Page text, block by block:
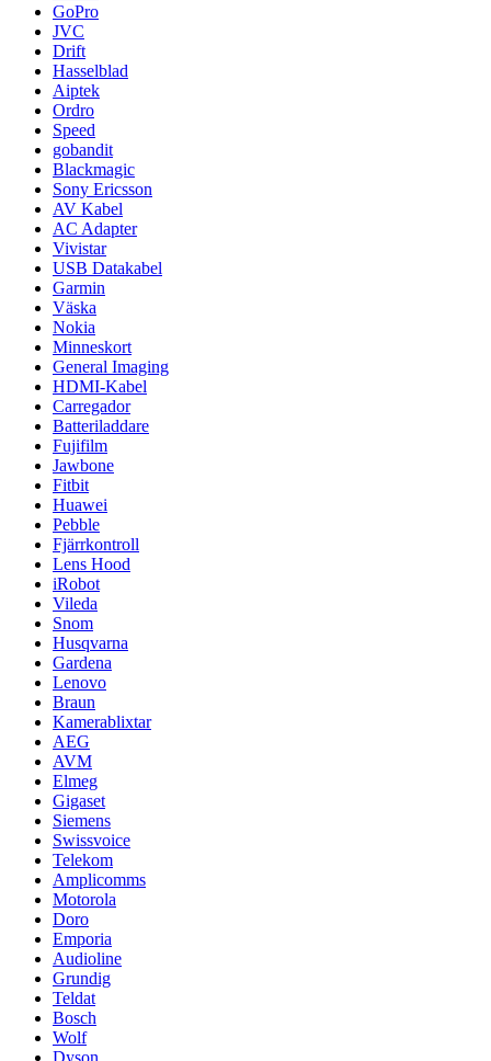
GoPro
JVC
Drift
Hasselblad
Aiptek
Ordro
Speed
gobandit
Blackmagic
Sony Ericsson
AV Kabel
AC Adapter
Vivistar
USB Datakabel
Garmin
Väska
Nokia
Minneskort
General Imaging
HDMI-Kabel
Carregador
Batteriladdare
Fujifilm
Jawbone
Fitbit
Huawei
Pebble
Fjärrkontroll
Lens Hood
iRobot
Vileda
Snom
Husqvarna
Gardena
Lenovo
Braun
Kamerablixtar
AEG
AVM
Elmeg
Gigaset
Siemens
Swissvoice
Telekom
Amplicomms
Motorola
Doro
Emporia
Audioline
Grundig
Teldat
Bosch
Wolf
Dyson